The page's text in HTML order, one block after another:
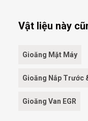
Vật liệu này
Gioăng Mặt Máy
Gioăng Nắp Trước
Gioăng Van EGR